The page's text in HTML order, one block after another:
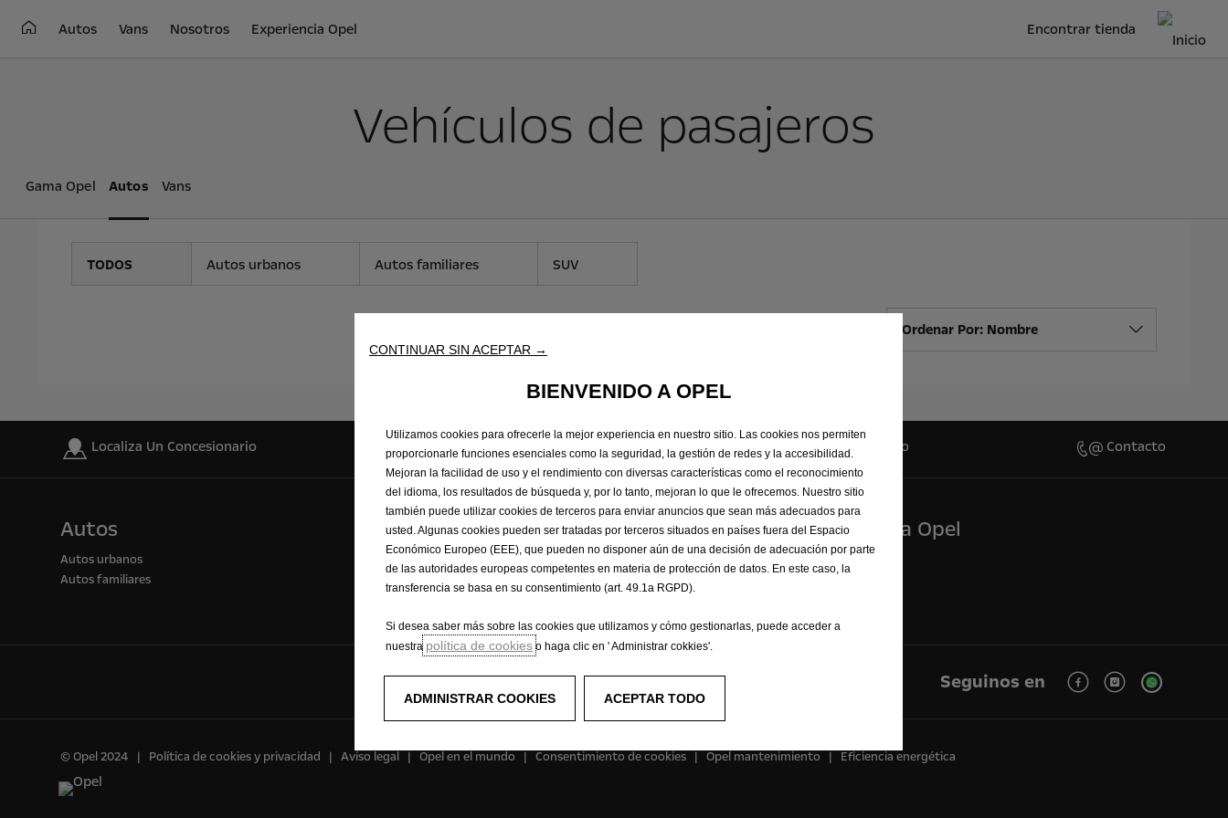
Encontrar tienda
Autos Vans Nosotros Experiencia Opel
Vehículos de pasajeros
Gama Opel Autos Vans
TODOS Autos urbanos Autos familiares SUV
Ordenar Por: Nombre
Localiza Un Concesionario Solicitar Test Drive Solicitar Presupuesto Contacto
Autos
Autos urbanos
Autos familiares
Vans
Vans de carga
Experiencia Opel
Concepto gt
Opel Classic
Seguinos en
© Opel 2024 Política de cookies y privacidad Aviso legal Opel en el mundo Consentimiento de cookies Opel mantenimiento Eficiencia energética
CONTINUAR SIN ACEPTAR →
BIENVENIDO A OPEL
Utilizamos cookies para ofrecerle la mejor experiencia en nuestro sitio. Las cookies nos permiten
proporcionarle funciones esenciales como la seguridad, la gestión de redes y la accesibilidad.
Mejoran la facilidad de uso y el rendimiento con diversas características como el reconocimiento
del idioma, los resultados de búsqueda y, por lo tanto, mejoran lo que le ofrecemos. Nuestro sitio
también puede utilizar cookies de terceros para enviar anuncios que sean más adecuados para
usted. Algunas cookies pueden ser tratadas por terceros situados en países fuera del Espacio
Económico Europeo (EEE), que pueden no disponer aún de una decisión de adecuación por parte
de las autoridades europeas competentes en materia de protección de datos. En este caso, la
transferencia se basa en su consentimiento (art. 49.1a RGPD).
Si desea saber más sobre las cookies que utilizamos y cómo gestionarlas, puede acceder a
nuestra política de cookies o haga clic en ' Administrar cokkies'.
ADMINISTRAR COOKIES ACEPTAR TODO